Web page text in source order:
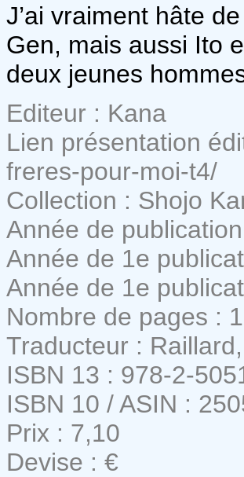
J’ai vraiment hâte
Gen, mais aussi Ito
deux jeunes
Editeur : Kana
Lien présentation
freres-pour-moi-t4/
Collection : Shojo
Année de
Année de 1e
Année de 1e
Nombre de pages :
Traducteur :
ISBN 13 : 978-2-
ISBN 10 / ASIN :
Prix : 7,10
Devise : €